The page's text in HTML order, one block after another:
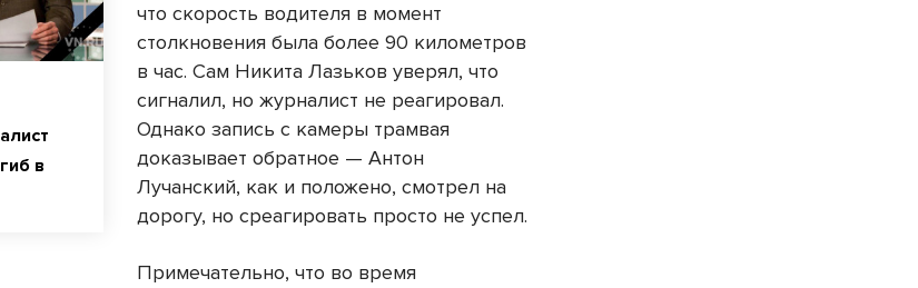
в
что скорость водителя в момент
столкновения была более 90 километров
в час. Сам Никита Лазьков уверял, что
сигналил, но журналист не реагировал.
Однако запись с камеры трамвая
доказывает обратное — Антон
Лучанский, как и положено, смотрел на
дорогу, но среагировать просто не успел.
Примечательно, что во время